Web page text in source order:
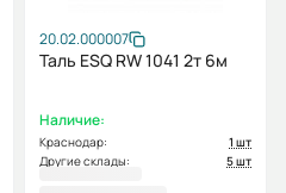
20.02.000007
Таль ESQ RW 1041 2т 6м
Наличие:
Краснодар:
1 шт
Другие склады:
5 шт